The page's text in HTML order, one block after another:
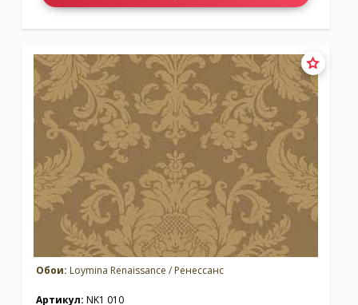
Обои: Loymina Renaissance / Ренессанс
Артикул: NK1 010